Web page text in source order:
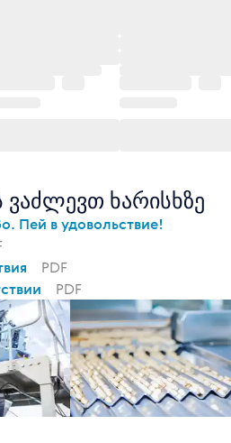
ვაძლევთ ხარისხზე
Пей в удовольствие!
PDF
PDF